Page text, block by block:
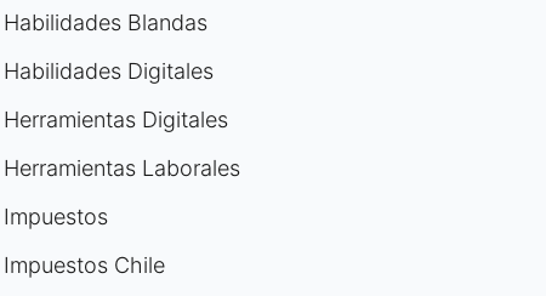
Habilidades Blandas
Habilidades Digitales
Herramientas Digitales
Herramientas Laborales
Impuestos
Impuestos Chile